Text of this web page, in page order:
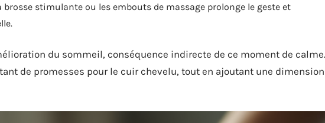
brosse stimulante ou les embouts de massage prolonge le geste et
du sommeil, conséquence indirecte de ce moment de calme.
de promesses pour le cuir chevelu, tout en ajoutant une dimension